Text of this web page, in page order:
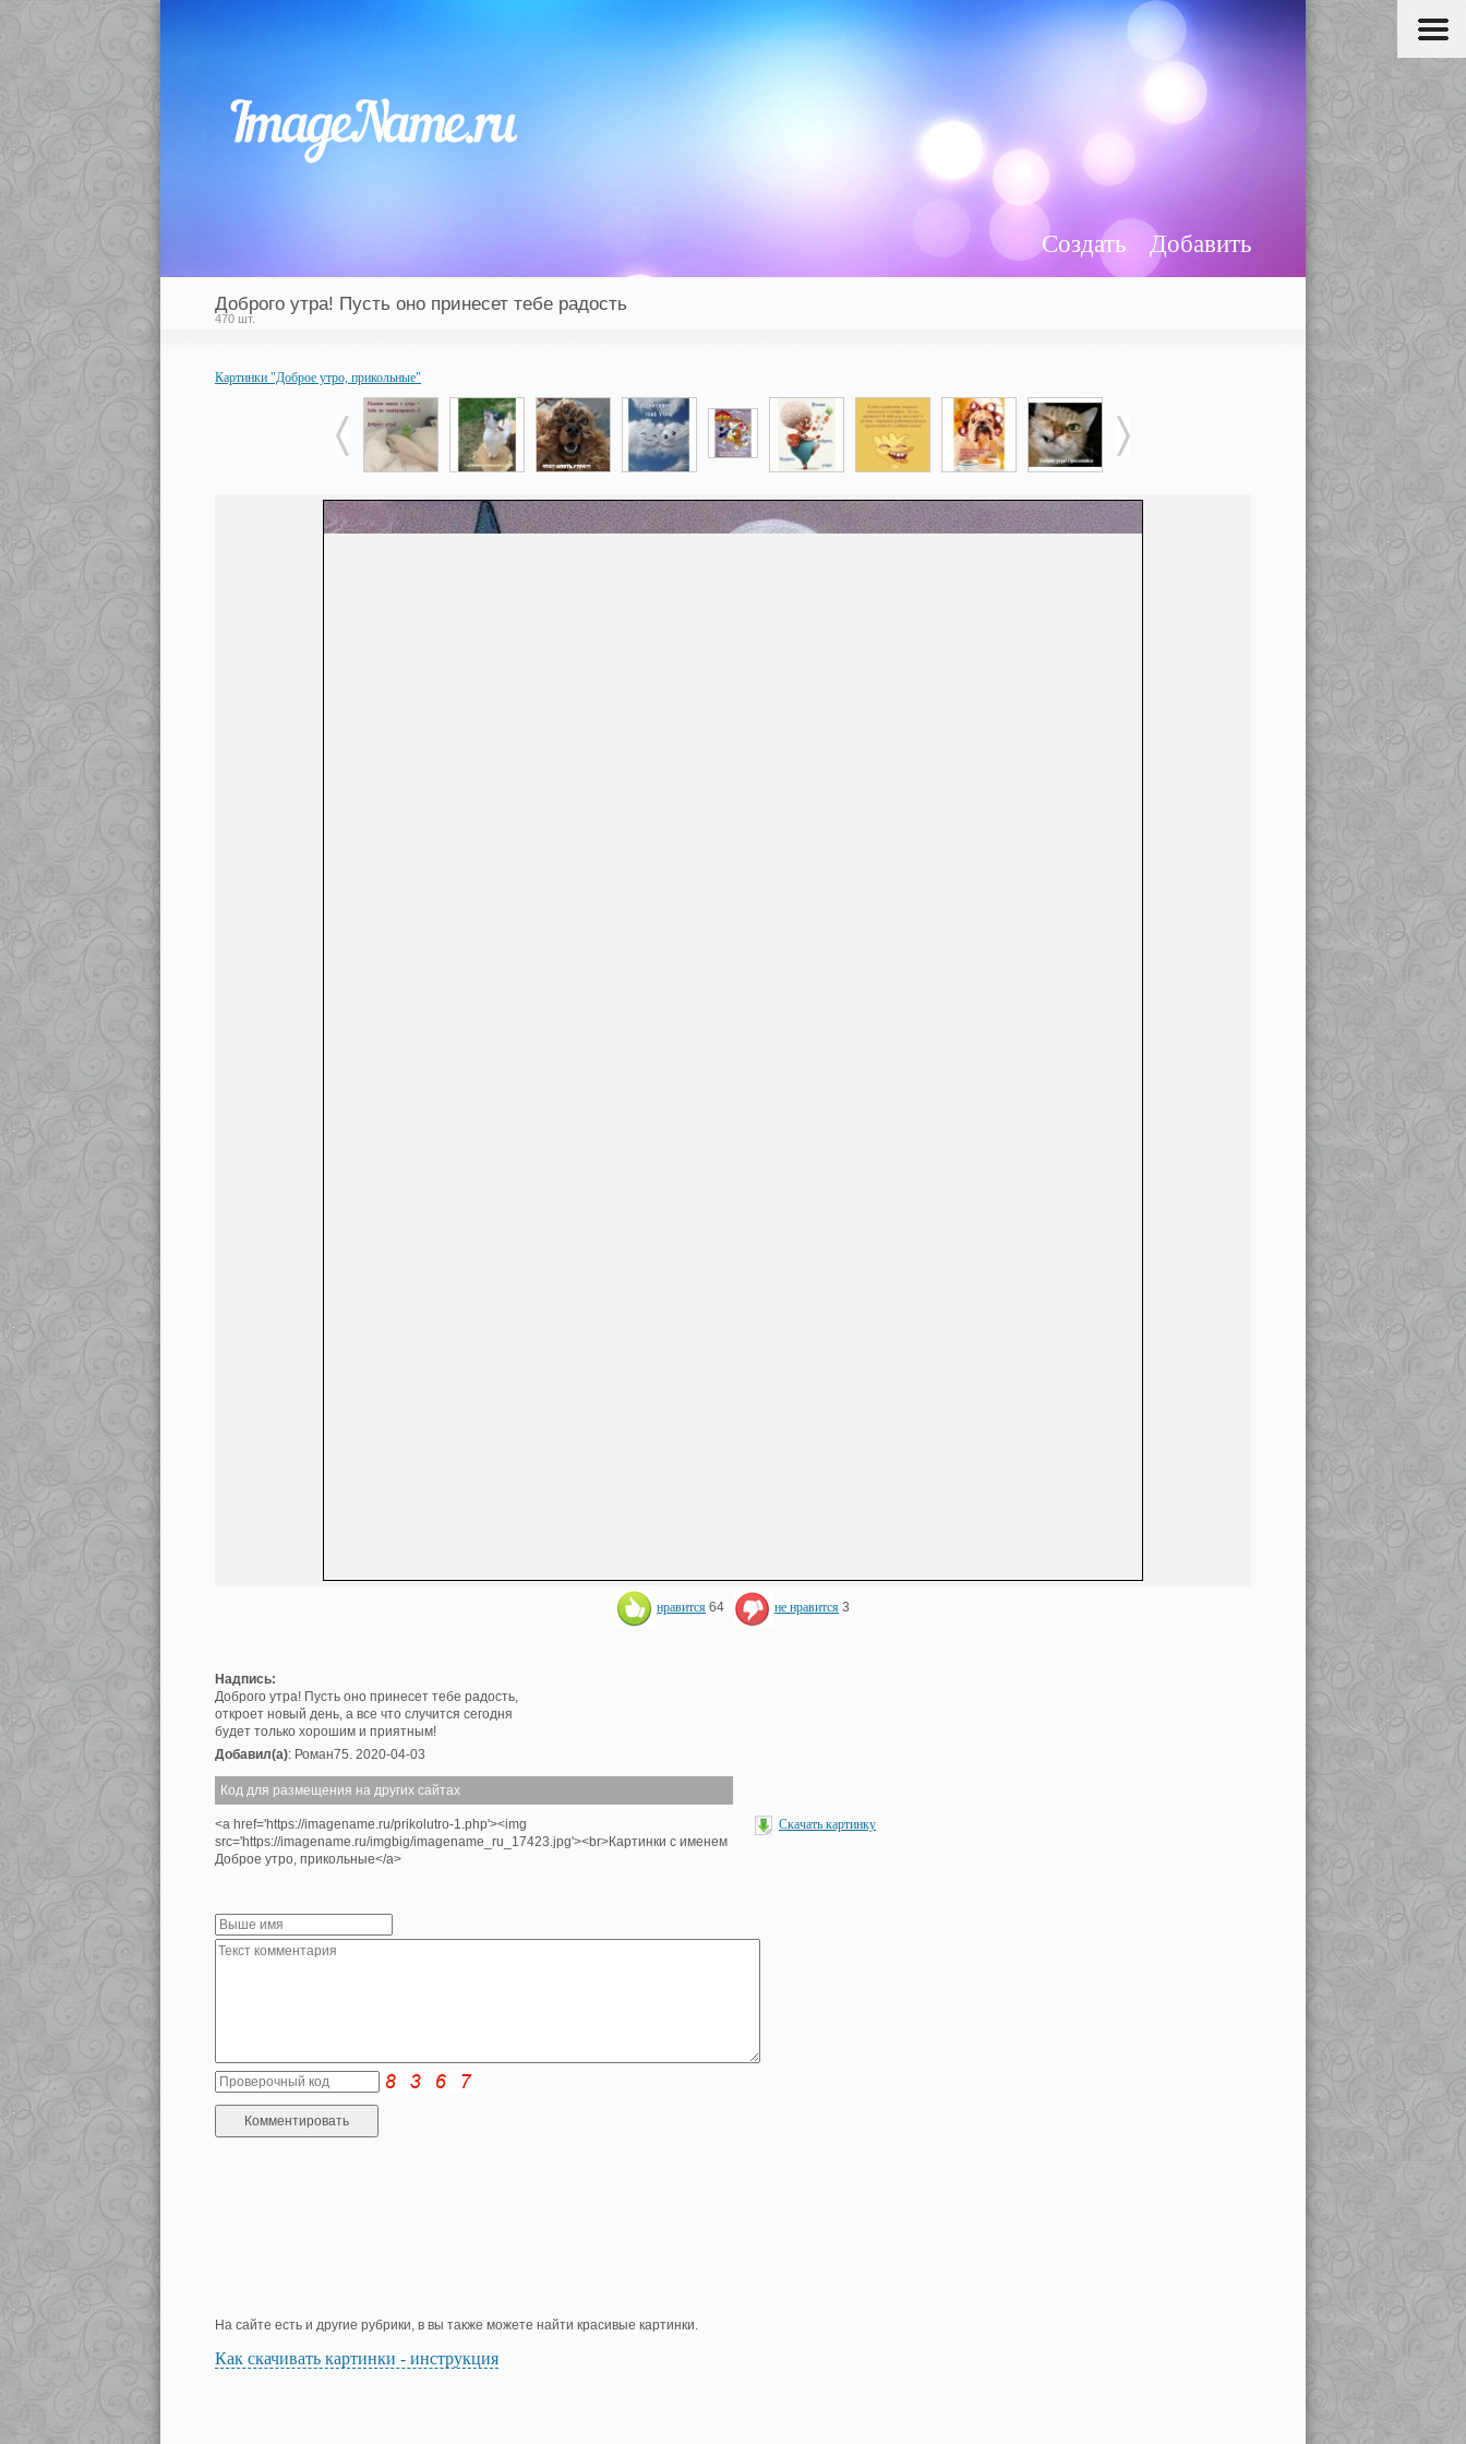
Добавить
Создать
Доброго утра! Пусть оно принесет тебе радость
470 шт.
Картинки "Доброе утро, прикольные"
нравится 64 не нравится 3
Надпись:
Доброго утра! Пусть оно принесет тебе радость,
откроет новый день, а все что случится сегодня
будет только хорошим и приятным!
Добавил(а): Роман75. 2020-04-03
Код для размещения на других сайтах
<a href='https://imagename.ru/prikolutro-1.php'><img
src='https://imagename.ru/imgbig/imagename_ru_17423.jpg'><br>Картинки с именем
Доброе утро, прикольные</a>
Скачать картинку
На сайте есть и другие рубрики, в вы также можете найти красивые картинки.
Как скачивать картинки - инструкция